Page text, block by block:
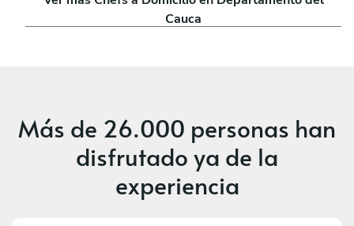
Cauca
Más de 26.000 personas han
disfrutado ya de la
experiencia